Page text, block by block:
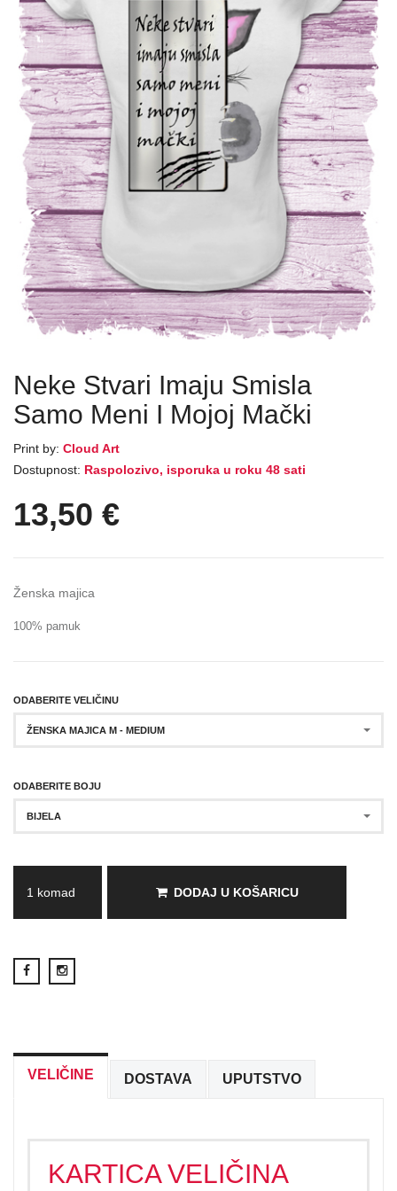
Neke Stvari Imaju Smisla
Samo Meni I Mojoj Mački
Print by: Cloud Art
Dostupnost: Raspolozivo, isporuka u roku 48 sati
13,50 €
Ženska majica
100% pamuk
ODABERITE VELIČINU
ŽENSKA MAJICA M - MEDIUM
ODABERITE BOJU
BIJELA
DODAJ U KOŠARICU
VELIČINE DOSTAVA UPUTSTVO
KARTICA VELIČINA